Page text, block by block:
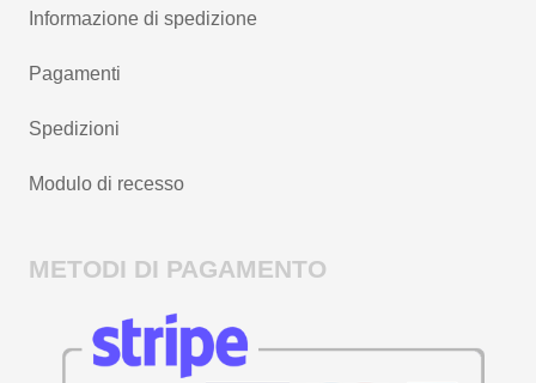
Informazione di spedizione
Pagamenti
Spedizioni
Modulo di recesso
METODI DI PAGAMENTO